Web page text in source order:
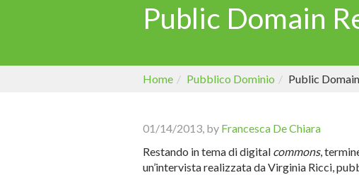
Public Domain
Home Pubblico Dominio Public
01/14/2013, by Francesca De Chiara
Restando in tema di digital commons,
un’intervista realizzata da Virginia Ricci,